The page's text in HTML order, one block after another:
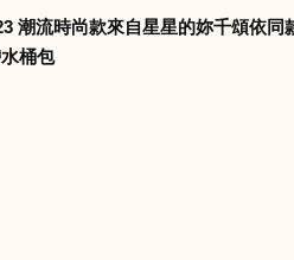
潮流時尚款來自星星的妳千頌依同
桶包